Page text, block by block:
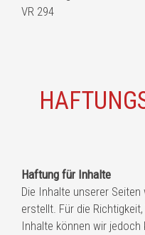
VR 294
Haftung für Inhalte
Die Inhalte unserer
erstellt. Für die
Inhalte können wir jedoch